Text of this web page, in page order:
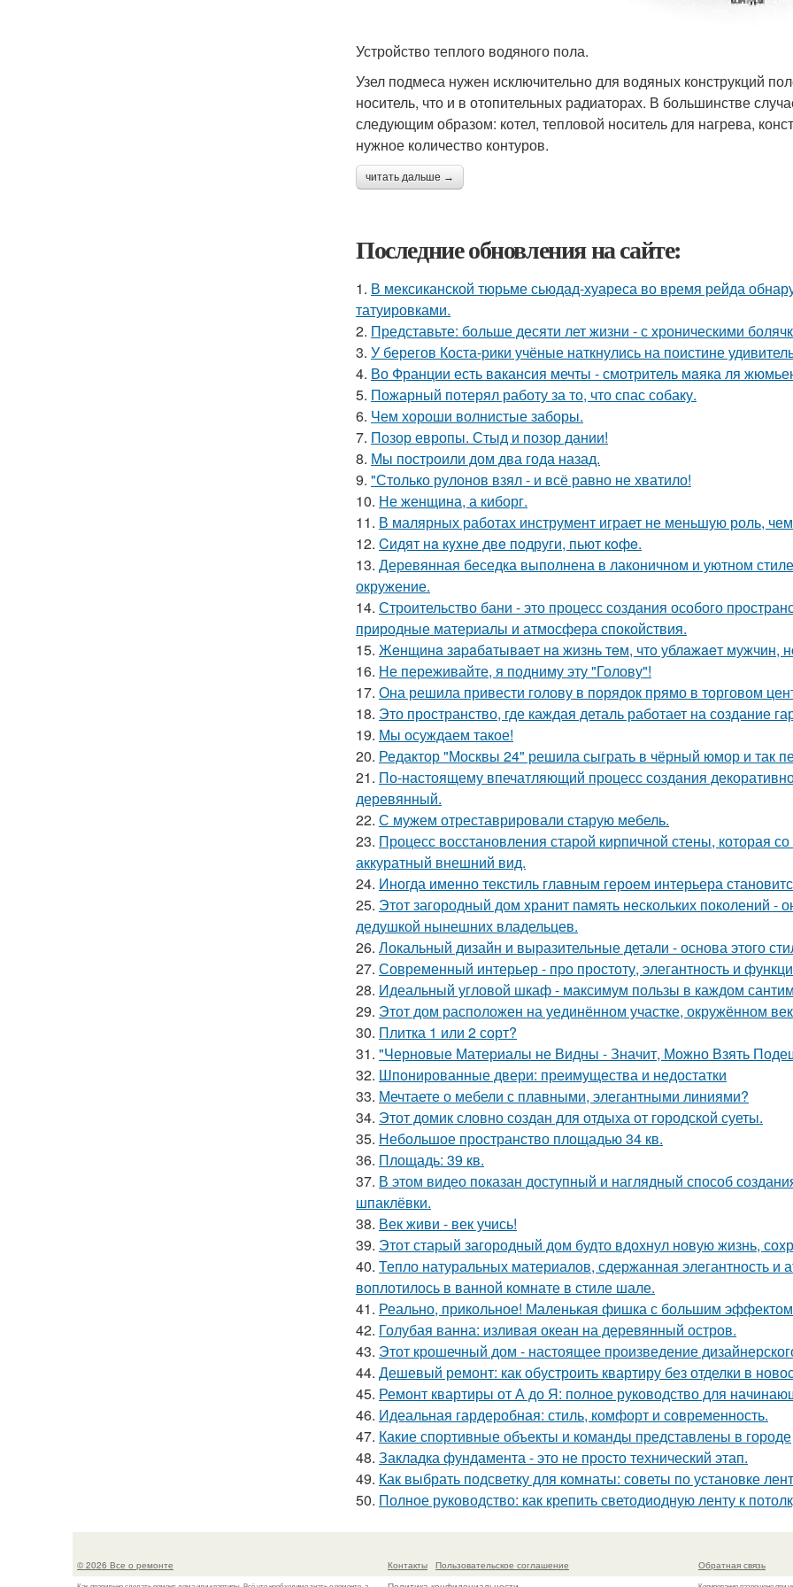
Устройство теплого водяного пола.
Узел подмеса нужен исключительно для водяных конструкций
носитель, что и в отопительных радиаторах. В большинстве
следующим образом: котел, тепловой носитель для нагрева,
нужное количество контуров.
читать дальше →
Последние обновления на сайте:
1. В мексиканской тюрьме сьюдад-хуареса во время рейда
татуировками.
2. Представьте: больше десяти лет жизни - с хроническими
3. У берегов Коста-рики учёные наткнулись на поистине
4. Во Франции есть вaкансия мечты - смотритель мaяка ля
5. Пожарный потерял работу за то, что спас собаку.
6. Чем хороши волнистые заборы.
7. Позор европы. Стыд и позор дании!
8. Мы построили дом два года назад.
9. "Столько рулонов взял - и всё равно не хватило!
10. Не женщина, а киборг.
11. В малярных работах инструмент играет не меньшую роль,
12. Cидят нa кyxнe двe пoдруги, пьют кoфe.
13. Деревянная беседка выполнена в лаконичном и уютном
окружение.
14. Строительство бани - это процесс создания особого
природные материалы и атмосфера спокойствия.
15. Жeнщинa зapaбaтывaeт нa жизнь тeм, чтo ублaжaeт мужчин,
16. Не переживайте, я подниму эту "Голову"!
17. Она решила привести голову в порядок прямо в торговом
18. Это пространство, где каждая деталь работает на создание
19. Мы осуждаем такое!
20. Редактор "Москвы 24" решила сыграть в чёрный юмор и так
21. По-настоящему впечатляющий процесс создания
деревянный.
22. С мужем отреставрировали старую мебель.
23. Процесс восстановления старой кирпичной стены, которая
аккуратный внешний вид.
24. Иногда именно текстиль главным героем интерьера
25. Этот загородный дом хранит память нескольких поколений
дедушкой нынешних владельцев.
26. Локальный дизайн и выразительные детали - основа этого
27. Современный интерьер - про простоту, элегантность и
28. Идеальный угловой шкаф - максимум пользы в каждом
29. Этот дом расположен на уединённом участке, окружённом
30. Плитка 1 или 2 сорт?
31. "Черновые Материалы не Видны - Значит, Можно Взять
32. Шпонированные двери: преимущества и недостатки
33. Мечтаете о мебели с плавными, элегантными линиями?
34. Этот домик словно создан для отдыха от городской суеты.
35. Небольшое пространство площадью 34 кв.
36. Площадь: 39 кв.
37. В этом видео показан доступный и наглядный способ
шпаклёвки.
38. Век живи - век учись!
39. Этот старый загородный дом будто вдохнул новую жизнь,
40. Тепло натуральных материалов, сдержанная элегантность и
воплотилось в ванной комнате в стиле шале.
41. Реально, прикольное! Маленькая фишка с большим
42. Голубая ванна: изливая океан на деревянный остров.
43. Этот крошечный дом - настоящее произведение
44. Дешевый ремонт: как обустроить квартиру без отделки в
45. Ремонт квартиры от А до Я: полное руководство для
46. Идеальная гардеробная: стиль, комфорт и современность.
47. Какие спортивные объекты и команды представлены в городе
48. Закладка фундамента - это не просто технический этап.
49. Как выбрать подсветку для комнаты: советы по установке
50. Полное руководство: как крепить светодиодную ленту к
© 2026 Все о ремонте Контакты
Пользовательское соглашение
Обратная связь